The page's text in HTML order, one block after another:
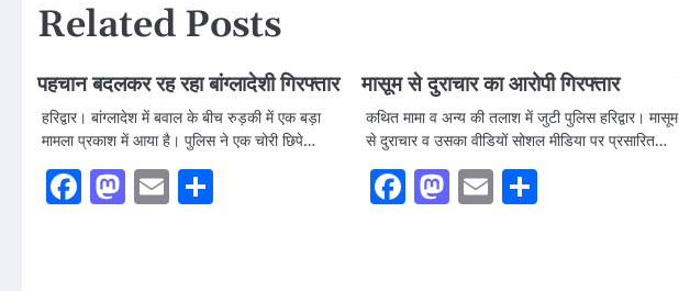
Related Posts
पहचान बदलकर रह रहा बांग्लादेशी गिरफ्तार
हरिद्वार। बांग्लादेश में बवाल के बीच रुड़की में एक बड़ा
मामला प्रकाश में आया है। पुलिस ने एक चोरी छिपे…
Facebook
Mastodon
Email
मासूम से दुराचार का आरोपी गिरफ्तार
कथित मामा व अन्य की तलाश में जुटी पुलिस हरिद्वार। मासूम
से दुराचार व उसका वीडियों सोशल मीडिया पर प्रसारित…
Facebook
Mastodon
Email